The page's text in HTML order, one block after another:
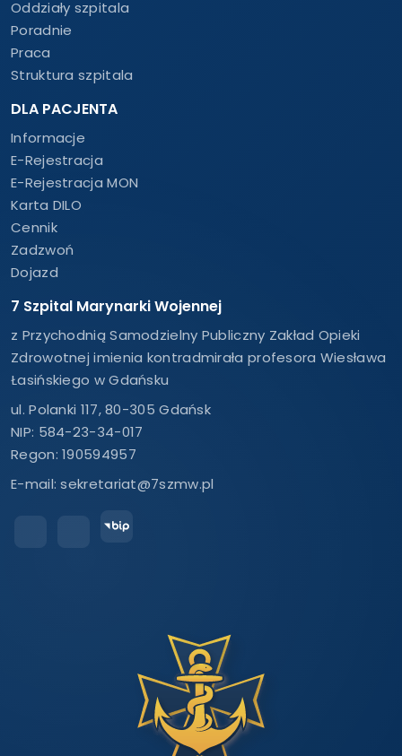
Oddziały szpitala
Poradnie
Praca
Struktura szpitala
DLA PACJENTA
Informacje
E-Rejestracja
E-Rejestracja MON
Karta DILO
Cennik
Zadzwoń
Dojazd
7 Szpital Marynarki Wojennej
z Przychodnią Samodzielny Publiczny Zakład Opieki
Zdrowotnej imienia kontradmirała profesora Wiesława
Łasińskiego w Gdańsku
ul. Polanki 117, 80-305 Gdańsk
NIP: 584-23-34-017
Regon: 190594957
E-mail:sekretariat@7szmw.pl